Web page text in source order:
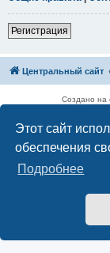
Этот сайт
обеспечения
Подробнее
Регистрация
Центральный сайт
Создано на